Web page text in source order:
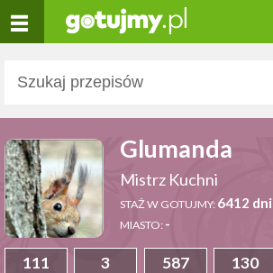
Glumanda
Mistrz Kuchni
STAŻ W GOTUJMY: 6412 dni
MIASTO: -
111 3 587 130